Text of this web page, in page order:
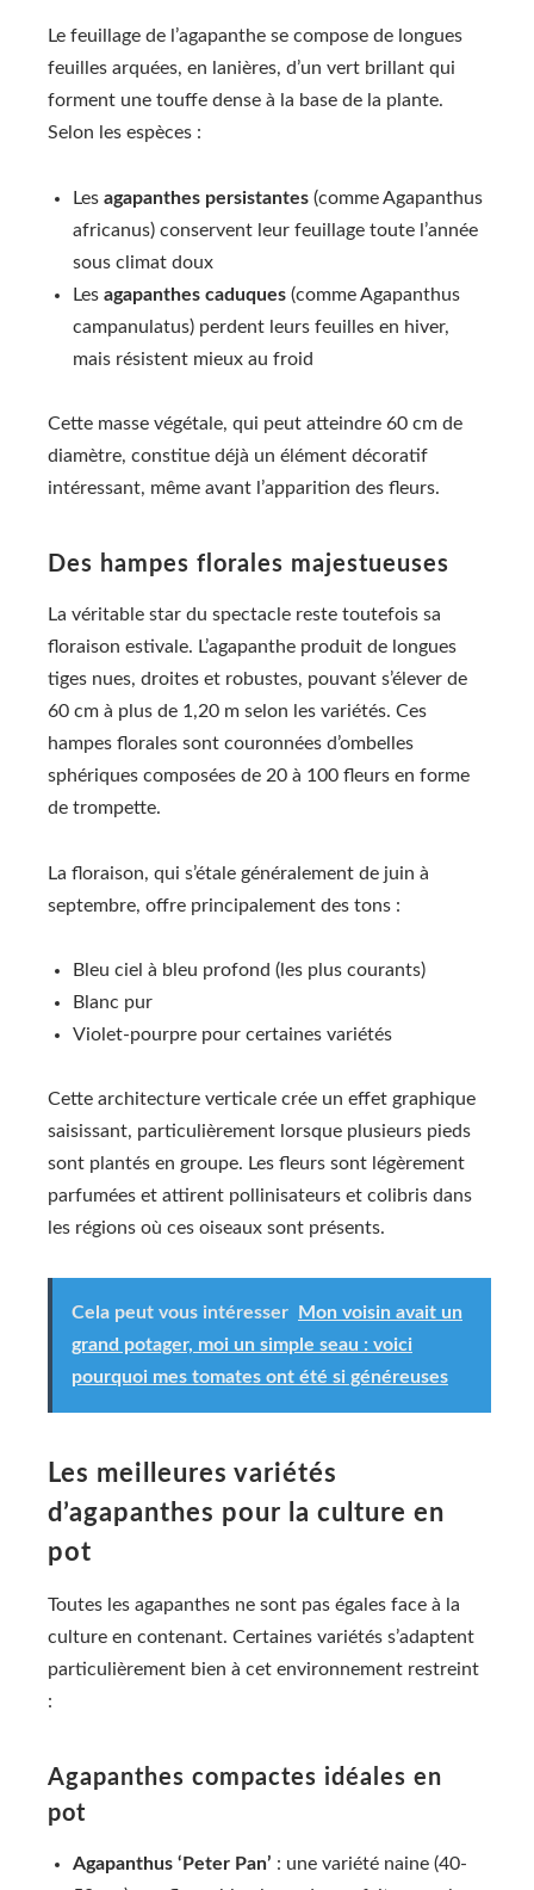
Le feuillage de l’agapanthe se compose de longues
feuilles arquées, en lanières, d’un vert brillant qui
forment une touffe dense à la base de la plante.
Selon les espèces :
Les agapanthes persistantes (comme Agapanthus
africanus) conservent leur feuillage toute l’année
sous climat doux
Les agapanthes caduques (comme Agapanthus
campanulatus) perdent leurs feuilles en hiver,
mais résistent mieux au froid
Cette masse végétale, qui peut atteindre 60 cm de
diamètre, constitue déjà un élément décoratif
intéressant, même avant l’apparition des fleurs.
Des hampes florales majestueuses
La véritable star du spectacle reste toutefois sa
floraison estivale. L’agapanthe produit de longues
tiges nues, droites et robustes, pouvant s’élever de
60 cm à plus de 1,20 m selon les variétés. Ces
hampes florales sont couronnées d’ombelles
sphériques composées de 20 à 100 fleurs en forme
de trompette.
La floraison, qui s’étale généralement de juin à
septembre, offre principalement des tons :
Bleu ciel à bleu profond (les plus courants)
Blanc pur
Violet-pourpre pour certaines variétés
Cette architecture verticale crée un effet graphique
saisissant, particulièrement lorsque plusieurs pieds
sont plantés en groupe. Les fleurs sont légèrement
parfumées et attirent pollinisateurs et colibris dans
les régions où ces oiseaux sont présents.
Cela peut vous intéresser
Mon voisin avait un
grand potager, moi un simple seau : voici
pourquoi mes tomates ont été si généreuses
Les meilleures variétés
d’agapanthes pour la culture en
pot
Toutes les agapanthes ne sont pas égales face à la
culture en contenant. Certaines variétés s’adaptent
particulièrement bien à cet environnement restreint
:
Agapanthes compactes idéales en
pot
Agapanthus ‘Peter Pan’ : une variété naine (40-